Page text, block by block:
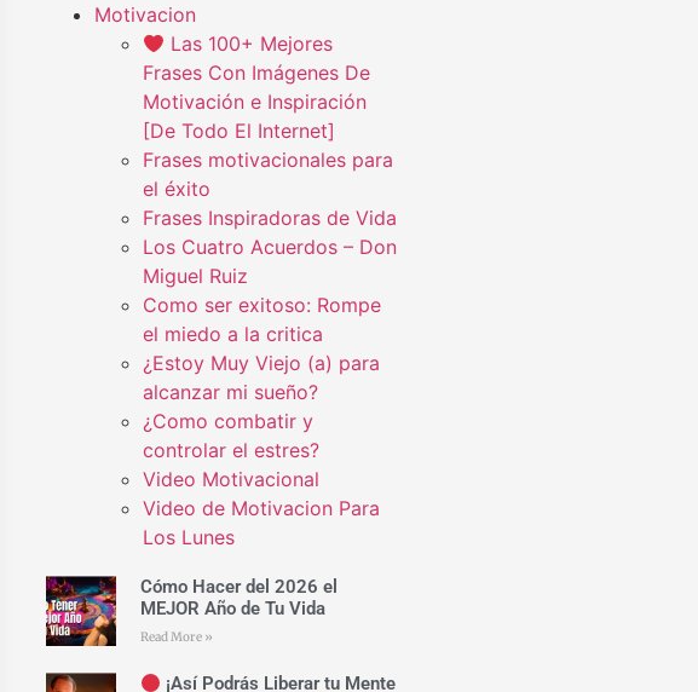
Motivacion
Las 100+ Mejores
Frases Con Imágenes De
Motivación e Inspiración
[De Todo El Internet]
Frases motivacionales para
el éxito
Frases Inspiradoras de Vida
Los Cuatro Acuerdos – Don
Miguel Ruiz
Como ser exitoso: Rompe
el miedo a la critica
¿Estoy Muy Viejo (a) para
alcanzar mi sueño?
¿Como combatir y
controlar el estres?
Video Motivacional
Video de Motivacion Para
Los Lunes
Cómo Hacer del 2026 el
MEJOR Año de Tu Vida
Read More »
¡Así Podrás Liberar tu Mente